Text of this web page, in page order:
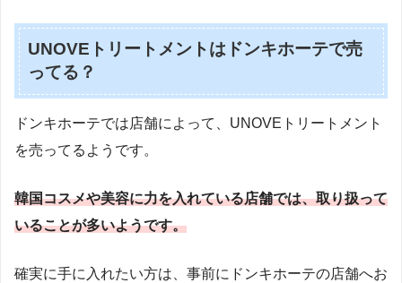
UNOVEトリートメントはドンキホーテで売
ってる？
ドンキホーテでは店舗によって、UNOVEトリートメント
を売ってるようです。
韓国コスメや美容に力を入れている店舗では、取り扱って
いることが多いようです。
確実に手に入れたい方は、事前にドンキホーテの店舗へお